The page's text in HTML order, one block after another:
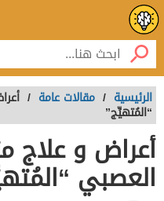
الرئيسية / مقالات عامة /
“المُتهيِّج”
أعراض و علاج
العصبي